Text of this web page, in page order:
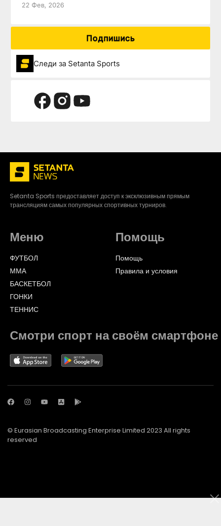
22 Фев, 2026
Подпишись
Следи за Setanta Sports
Setanta Sports предоставляет доступ к эксклюзивным прямым
трансляциям самых популярных спортивных турниров.
Меню
ФУТБОЛ
ММА
БАСКЕТБОЛ
ГОНКИ
ТЕННИС
Помощь
Помощь
Правила и условия
Смотри спорт на своём смартфоне
© Eurasian Broadcasting Enterprise Limited 2023 All rights
reserved